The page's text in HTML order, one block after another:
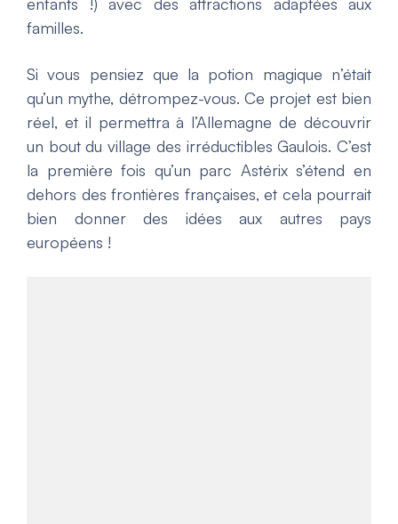
familles.
Si vous pensiez que la potion magique n’était
qu’un mythe, détrompez-vous. Ce projet est bien
réel, et il permettra à l’Allemagne de découvrir
un bout du village des irréductibles Gaulois. C’est
la première fois qu’un parc Astérix s’étend en
dehors des frontières françaises, et cela pourrait
bien donner des idées aux autres pays
européens !